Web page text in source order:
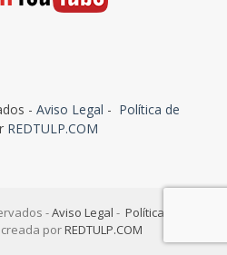
- Aviso Legal - Política de
REDTULP.COM
-Aviso Legal - Política de
porREDTULP.COM